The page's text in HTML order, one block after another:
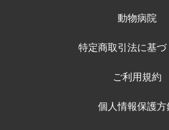
動物病院
特定商取引法に基づ
ご利用規約
個人情報保護方